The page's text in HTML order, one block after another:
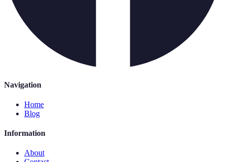
Navigation
Home
Blog
Information
About